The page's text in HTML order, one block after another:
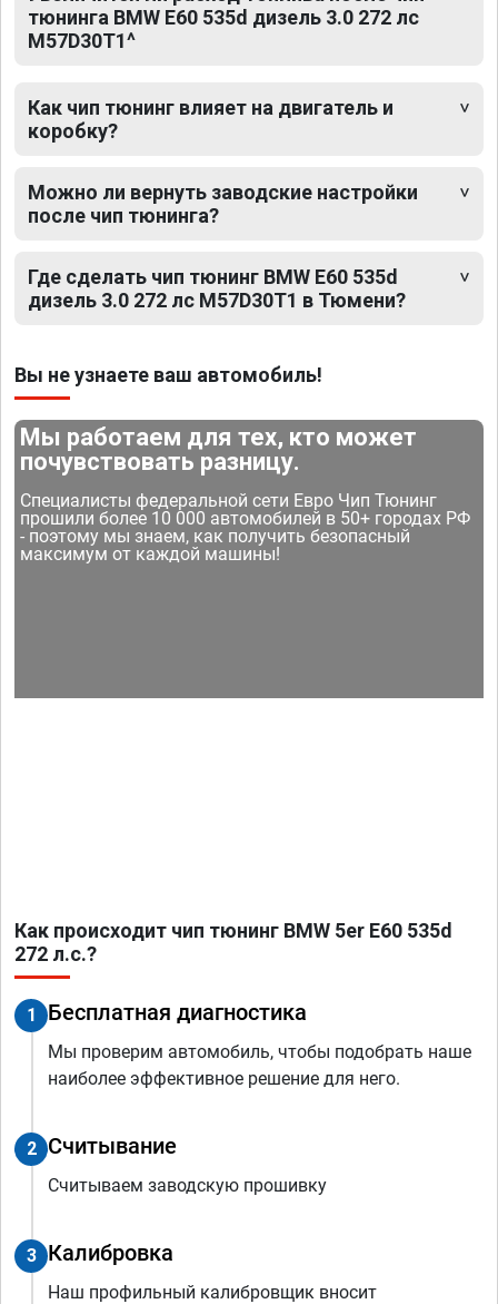
тюнинга BMW E60 535d дизель 3.0 272 лс
M57D30T1^
Как чип тюнинг влияет на двигатель и
коробку?
Можно ли вернуть заводские настройки
после чип тюнинга?
Где сделать чип тюнинг BMW E60 535d
дизель 3.0 272 лс M57D30T1 в Тюмени?
Вы не узнаете ваш автомобиль!
Мы работаем для тех, кто может
почувствовать разницу.
Специалисты федеральной сети Евро Чип Тюнинг
прошили более 10 000 автомобилей в 50+ городах РФ
- поэтому мы знаем, как получить безопасный
максимум от каждой машины!
Как происходит чип тюнинг BMW 5er E60 535d
272 л.с.?
1 Бесплатная диагностика
Мы проверим автомобиль, чтобы подобрать наше
наиболее эффективное решение для него.
2 Считывание
Считываем заводскую прошивку
3 Калибровка
Наш профильный калибровщик вносит